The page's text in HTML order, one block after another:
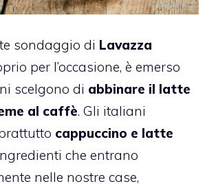
sondaggio di Lavazza
per l’occasione, è emerso
scelgono di abbinare il latte
al caffè. Gli italiani
cappuccino e latte
che entrano
nelle nostre case,